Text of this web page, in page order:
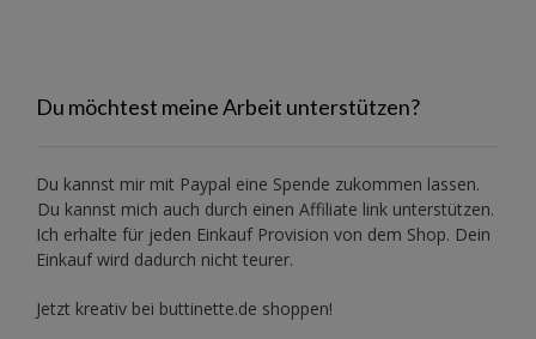
Du möchtest meine Arbeit unterstützen?
Du kannst mir mit Paypal eine Spende zukommen lassen.
Du kannst mich auch durch einen Affiliate link unterstützen.
Ich erhalte für jeden Einkauf Provision von dem Shop. Dein
Einkauf wird dadurch nicht teurer.
Jetzt kreativ bei buttinette.de shoppen!